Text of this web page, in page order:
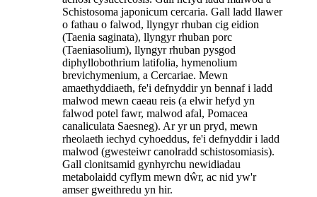
Schistosoma japonicum cercaria. Gall ladd llawer
o fathau o falwod, llyngyr rhuban cig eidion
(Taenia saginata), llyngyr rhuban porc
(Taeniasolium), llyngyr rhuban pysgod
diphyllobothrium latifolia, hymenolium
brevichymenium, a Cercariae. Mewn
amaethyddiaeth, fe'i defnyddir yn bennaf i ladd
malwod mewn caeau reis (a elwir hefyd yn
falwod potel fawr, malwod afal, Pomacea
canaliculata Saesneg). Ar yr un pryd, mewn
rheolaeth iechyd cyhoeddus, fe'i defnyddir i ladd
malwod (gwesteiwr canolradd schistosomiasis).
Gall clonitsamid gynhyrchu newidiadau
metabolaidd cyflym mewn dŵr, ac nid yw'r
amser gweithredu yn hir.